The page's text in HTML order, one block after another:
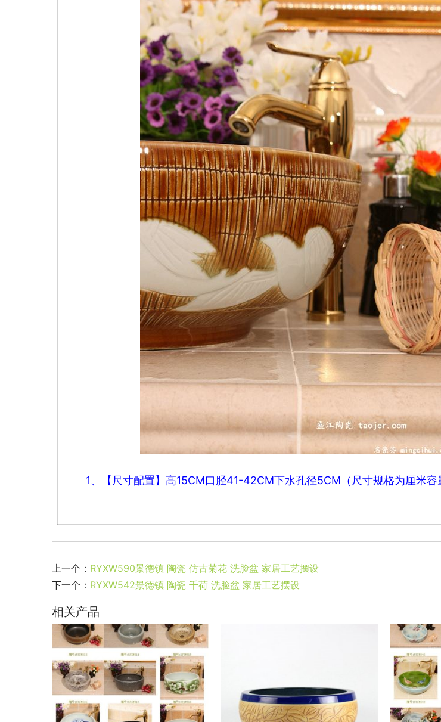
1、【尺寸配置】高15CM口 胫41-42CM下水孔径5CM（尺寸规格为厘米容
上一个： RYXW590景德镇 陶瓷 仿古菊花 洗脸盆 家居工艺摆设
下一个： RYXW542景德镇 陶瓷 千荷 洗脸盆 家居工艺摆设
相关产品